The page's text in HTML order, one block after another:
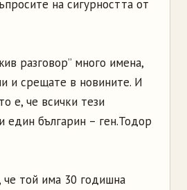
на сигурността от
разговор” много имена,
и срещате в новините. И
е, че всички тези
един българин – ген.Тодор
че той има 30 годишна